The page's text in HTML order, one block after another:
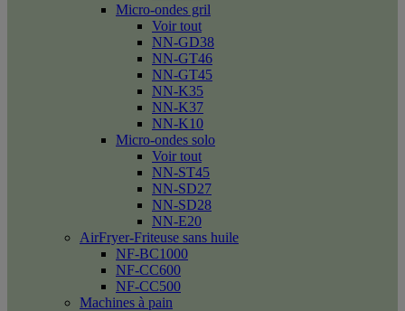
Micro-ondes gril
Voir tout
NN-GD38
NN-GT46
NN-GT45
NN-K35
NN-K37
NN-K10
Micro-ondes solo
Voir tout
NN-ST45
NN-SD27
NN-SD28
NN-E20
AirFryer-Friteuse sans huile
NF-BC1000
NF-CC600
NF-CC500
Machines à pain